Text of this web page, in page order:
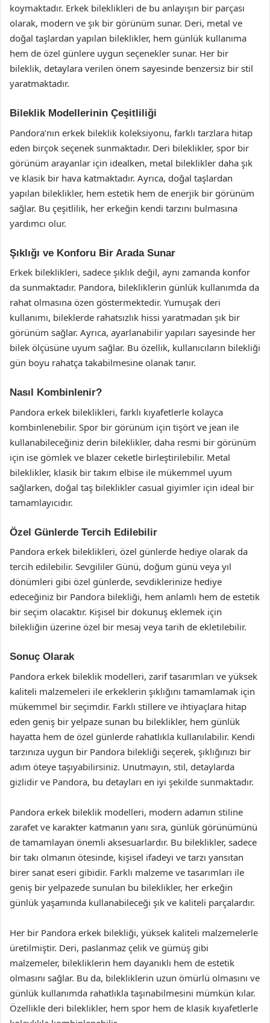
koymaktadır. Erkek bileklikleri de bu anlayışın bir parçası
olarak, modern ve şık bir görünüm sunar. Deri, metal ve
doğal taşlardan yapılan bileklikler, hem günlük kullanıma
hem de özel günlere uygun seçenekler sunar. Her bir
bileklik, detaylara verilen önem sayesinde benzersiz bir stil
yaratmaktadır.
Bileklik Modellerinin Çeşitliliği
Pandora’nın erkek bileklik koleksiyonu, farklı tarzlara hitap
eden birçok seçenek sunmaktadır. Deri bileklikler, spor bir
görünüm arayanlar için idealken, metal bileklikler daha şık
ve klasik bir hava katmaktadır. Ayrıca, doğal taşlardan
yapılan bileklikler, hem estetik hem de enerjik bir görünüm
sağlar. Bu çeşitlilik, her erkeğin kendi tarzını bulmasına
yardımcı olur.
Şıklığı ve Konforu Bir Arada Sunar
Erkek bileklikleri, sadece şıklık değil, aynı zamanda konfor
da sunmaktadır. Pandora, bilekliklerin günlük kullanımda da
rahat olmasına özen göstermektedir. Yumuşak deri
kullanımı, bileklerde rahatsızlık hissi yaratmadan şık bir
görünüm sağlar. Ayrıca, ayarlanabilir yapıları sayesinde her
bilek ölçüsüne uyum sağlar. Bu özellik, kullanıcıların bilekliği
gün boyu rahatça takabilmesine olanak tanır.
Nasıl Kombinlenir?
Pandora erkek bileklikleri, farklı kıyafetlerle kolayca
kombinlenebilir. Spor bir görünüm için tişört ve jean ile
kullanabileceğiniz derin bileklikler, daha resmi bir görünüm
için ise gömlek ve blazer ceketle birleştirilebilir. Metal
bileklikler, klasik bir takım elbise ile mükemmel uyum
sağlarken, doğal taş bileklikler casual giyimler için ideal bir
tamamlayıcıdır.
Özel Günlerde Tercih Edilebilir
Pandora erkek bileklikleri, özel günlerde hediye olarak da
tercih edilebilir. Sevgililer Günü, doğum günü veya yıl
dönümleri gibi özel günlerde, sevdiklerinize hediye
edeceğiniz bir Pandora bilekliği, hem anlamlı hem de estetik
bir seçim olacaktır. Kişisel bir dokunuş eklemek için
bilekliğin üzerine özel bir mesaj veya tarih de ekletilebilir.
Sonuç Olarak
Pandora erkek bileklik modelleri, zarif tasarımları ve yüksek
kaliteli malzemeleri ile erkeklerin şıklığını tamamlamak için
mükemmel bir seçimdir. Farklı stillere ve ihtiyaçlara hitap
eden geniş bir yelpaze sunan bu bileklikler, hem günlük
hayatta hem de özel günlerde rahatlıkla kullanılabilir. Kendi
tarzınıza uygun bir Pandora bilekliği seçerek, şıklığınızı bir
adım öteye taşıyabilirsiniz. Unutmayın, stil, detaylarda
gizlidir ve Pandora, bu detayları en iyi şekilde sunmaktadır.
Pandora erkek bileklik modelleri, modern adamın stiline
zarafet ve karakter katmanın yanı sıra, günlük görünümünü
de tamamlayan önemli aksesuarlardır. Bu bileklikler, sadece
bir takı olmanın ötesinde, kişisel ifadeyi ve tarzı yansıtan
birer sanat eseri gibidir. Farklı malzeme ve tasarımları ile
geniş bir yelpazede sunulan bu bileklikler, her erkeğin
günlük yaşamında kullanabileceği şık ve kaliteli parçalardır.
Her bir Pandora erkek bilekliği, yüksek kaliteli malzemelerle
üretilmiştir. Deri, paslanmaz çelik ve gümüş gibi
malzemeler, bilekliklerin hem dayanıklı hem de estetik
olmasını sağlar. Bu da, bilekliklerin uzun ömürlü olmasını ve
günlük kullanımda rahatlıkla taşınabilmesini mümkün kılar.
Özellikle deri bileklikler, hem spor hem de klasik kıyafetlerle